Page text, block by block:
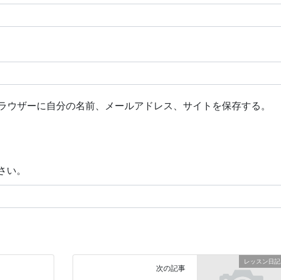
ウザーに自分の名前、メールアドレス、サイトを保存する。
い。
レッスン日記
次の記事